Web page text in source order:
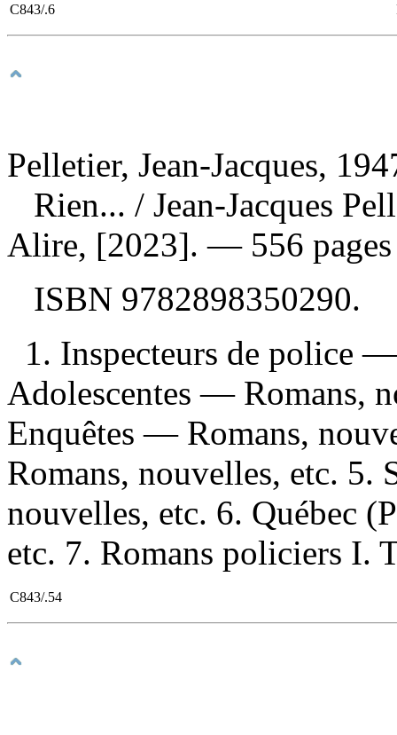
C843/.6
Pelletier, Jean-Jacques,
Rien... / Jean-Jacques
Alire, [2023]. — 556 pages
ISBN 9782898350290.
1. Inspecteurs de police
Adolescentes — Romans,
Enquêtes — Romans,
Romans, nouvelles, etc. 5.
nouvelles, etc. 6. Québec
etc. 7. Romans policiers I.
C843/.54